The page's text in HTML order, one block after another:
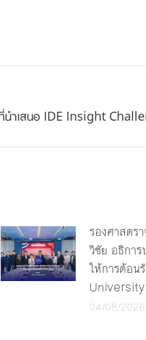
ำเสนอ IDE Insight
รองศาสตร
วิชัย อธิกา
ให้การต้อ
04/08/2026